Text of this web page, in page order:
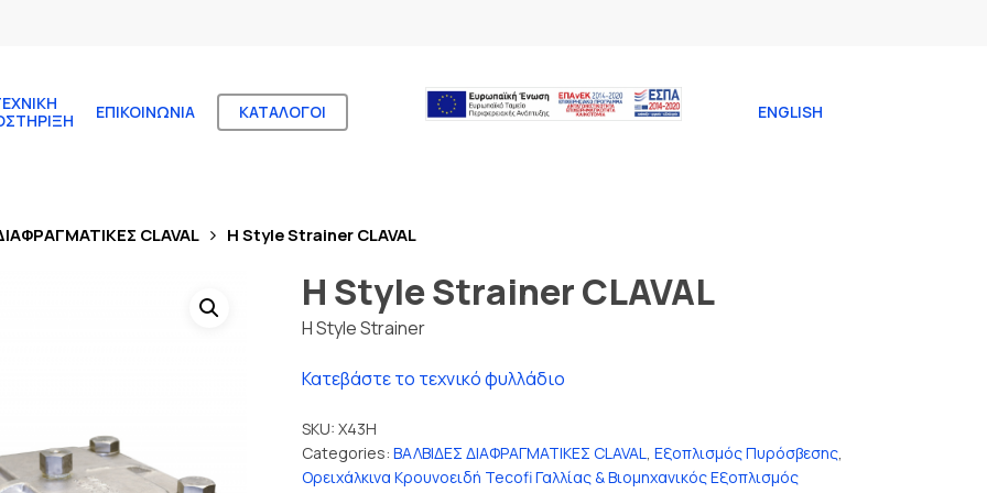
ΕΠΙΚΟΙΝΩΝΊΑ ΚΑΤΆΛΟΓΟΙ ENGLISH
CLAVAL H Style Strainer CLAVAL
H Style Strainer CLAVAL
H Style Strainer
Κατεβάστε το τεχνικό φυλλάδιο
SKU: X43H
Categories: ΒΑΛΒΙΔΕΣ ΔΙΑΦΡΑΓΜΑΤΙΚΕΣ CLAVAL Εξοπλισμός Πυρόσβεσης
Ορειχάλκινα Κρουνοειδή Tecofi Γαλλίας & Βιομηχανικός Εξοπλισμός